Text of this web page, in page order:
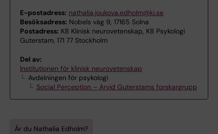
E-postadress: nathalia.joukova.edholm@ki.se
Besöksadress: Nobels väg 9, 17165 Solna
Postadress: K8 Klinisk neurovetenskap, K8 Psykologi
Guterstam, 171 77 Stockholm
Del av:
Institutionen för klinisk neurovetenskap
Avdelningen för psykologi
Social Perception – Arvid Guterstams forskargrupp
Är du Nathalia Edholm?